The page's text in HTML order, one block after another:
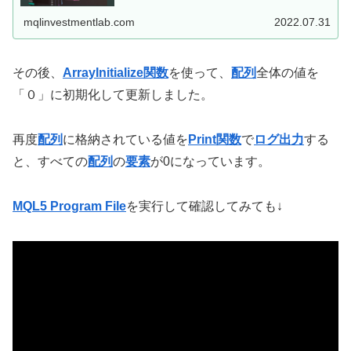
mqlinvestmentlab.com 2022.07.31
その後、 ArrayInitialize関数を使って、 配列全体の値を
「０」に初期化して更新しました。
再度配列 に格納されている値を Print関数でログ出力する
と、すべての配列の要素が0になっています。
MQL5 Program Fileを実行して確認してみても↓